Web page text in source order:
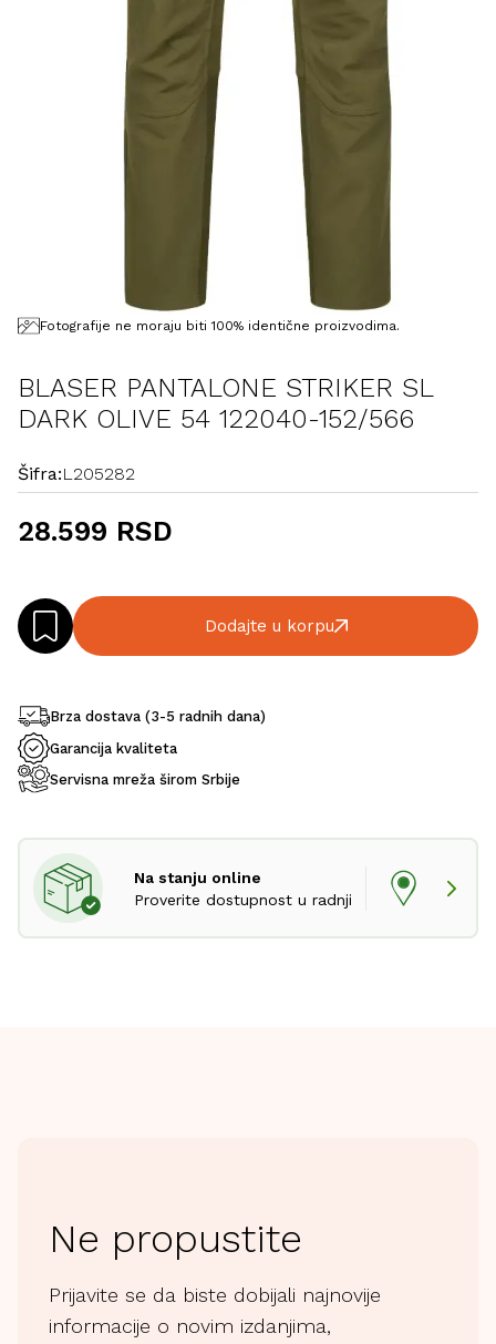
Fotografije ne moraju biti 100% identične proizvodima.
BLASER PANTALONE STRIKER SL
DARK OLIVE 54 122040-152/566
Šifra:L205282
28.599 RSD
Dodajte u korpu
Brza dostava (3-5 radnih dana)
Garancija kvaliteta
Servisna mreža širom Srbije
Na stanju online
Proverite dostupnost u radnji
Ne propustite
Prijavite se da biste dobijali najnovije
informacije o novim izdanjima,